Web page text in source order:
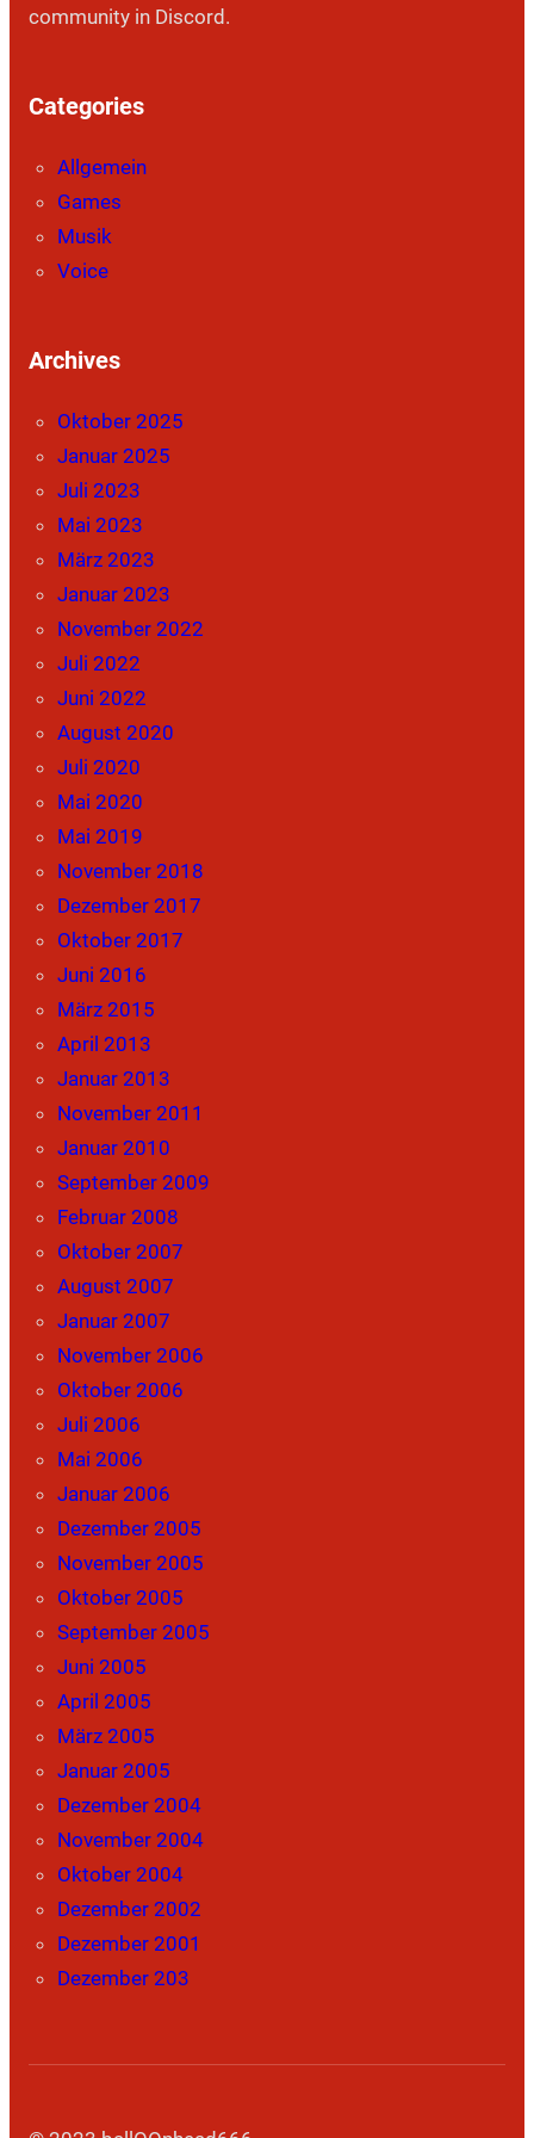
community in Discord.
Categories
Allgemein
Games
Musik
Voice
Archives
Oktober 2025
Januar 2025
Juli 2023
Mai 2023
März 2023
Januar 2023
November 2022
Juli 2022
Juni 2022
August 2020
Juli 2020
Mai 2020
Mai 2019
November 2018
Dezember 2017
Oktober 2017
Juni 2016
März 2015
April 2013
Januar 2013
November 2011
Januar 2010
September 2009
Februar 2008
Oktober 2007
August 2007
Januar 2007
November 2006
Oktober 2006
Juli 2006
Mai 2006
Januar 2006
Dezember 2005
November 2005
Oktober 2005
September 2005
Juni 2005
April 2005
März 2005
Januar 2005
Dezember 2004
November 2004
Oktober 2004
Dezember 2002
Dezember 2001
Dezember 203